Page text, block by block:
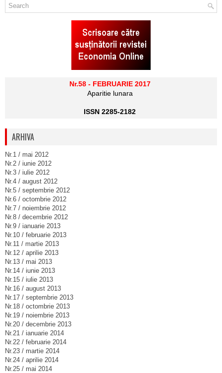
Nr.58 - FEBRUARIE 2017
Aparitie lunara
ISSN 2285-2182
ARHIVA
Nr.1 / mai 2012
Nr.2 / iunie 2012
Nr.3 / iulie 2012
Nr.4 / august 2012
Nr.5 / septembrie 2012
Nr.6 / octombrie 2012
Nr.7 / noiembrie 2012
Nr.8 / decembrie 2012
Nr.9 / ianuarie 2013
Nr.10 / februarie 2013
Nr.11 / martie 2013
Nr.12 / aprilie 2013
Nr.13 / mai 2013
Nr.14 / iunie 2013
Nr.15 / iulie 2013
Nr.16 / august 2013
Nr.17 / septembrie 2013
Nr.18 / octombrie 2013
Nr.19 / noiembrie 2013
Nr.20 / decembrie 2013
Nr.21 / ianuarie 2014
Nr.22 / februarie 2014
Nr.23 / martie 2014
Nr.24 / aprilie 2014
Nr.25 / mai 2014